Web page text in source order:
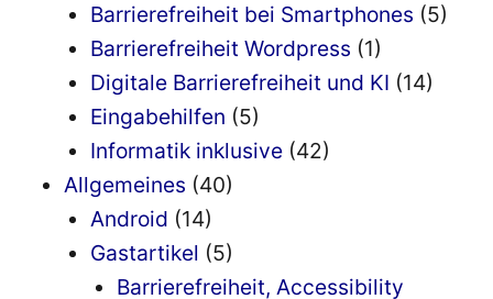
Barrierefreiheit bei Smartphones (5)
Barrierefreiheit Wordpress (1)
Digitale Barrierefreiheit und KI (14)
Eingabehilfen (5)
Informatik inklusive (42)
Allgemeines (40)
Android (14)
Gastartikel (5)
Barrierefreiheit, Accessibility